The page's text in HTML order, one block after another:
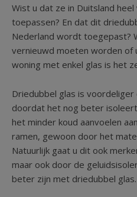
Wist u dat ze in Duitsland
toepassen? En dat dit
Nederland wordt toegepast?
vernieuwd moeten worden of
woning met enkel glas is het
Driedubbel glas is
doordat het nog beter
het minder koud aanvoelen
ramen, gewoon door het
Natuurlijk gaat u dit ook
maar ook door de
beter zijn met driedubbel glas.